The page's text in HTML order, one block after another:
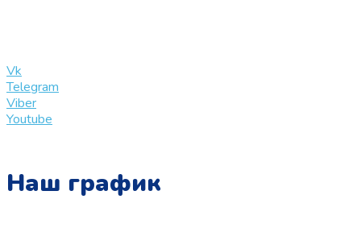
Vk
Telegram
Viber
Youtube
Наш график